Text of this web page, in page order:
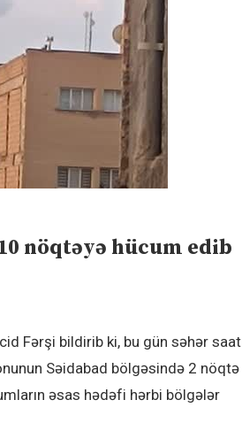
nöqtəyə hücum edib
Fərşi bildirib ki, bu gün səhər saat
Səidabad bölgəsində 2 nöqtə
əsas hədəfi hərbi bölgələr